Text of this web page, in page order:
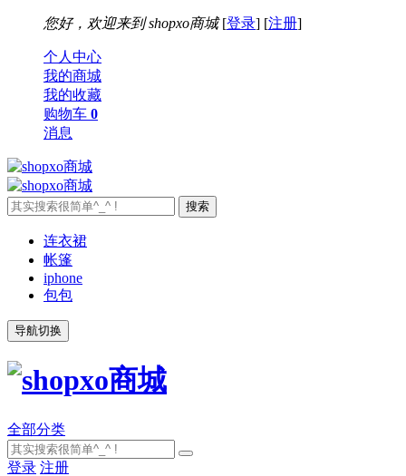
您好，欢迎来到 shopxo商城[登录] [注册]
个人中心
我的商城
我的收藏
购物车 0
消息
连衣裙
帐篷
iphone
包包
导航切换
全部分类
登录 注册